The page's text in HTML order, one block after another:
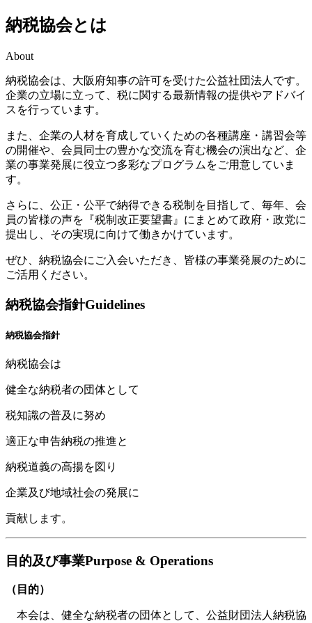
納税協会とは
About
納税協会は、大阪府知事の許可を受けた公益社団法人です。
企業の立場に立って、税に関する最新情報の提供やアドバイ
スを行っています。
また、企業の人材を育成していくための各種講座・講習会等
の開催や、会員同士の豊かな交流を育む機会の演出など、企
業の事業発展に役立つ多彩なプログラムをご用意していま
す。
さらに、公正・公平で納得できる税制を目指して、毎年、会
員の皆様の声を『税制改正要望書』にまとめて政府・政党に
提出し、その実現に向けて働きかけています。
ぜひ、納税協会にご入会いただき、皆様の事業発展のために
ご活用ください。
納税協会指針Guidelines
納税協会指針
納税協会は
健全な納税者の団体として
税知識の普及に努め
適正な申告納税の推進と
納税道義の高揚を図り
企業及び地域社会の発展に
貢献します。
目的及び事業Purpose & Operations
（目的）
本会は、健全な納税者の団体として、公益財団法人納税協